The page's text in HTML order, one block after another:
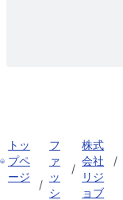
トッ
プペ
ージ
/
フ
ァ
ッ
シ
/
株式
会社
リジ
ョブ
/